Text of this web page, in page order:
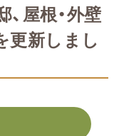
、屋根・外壁
更新しまし